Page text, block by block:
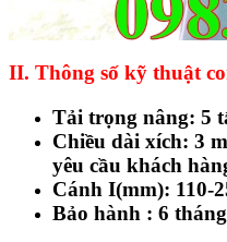
II. Thông số kỹ thuật
Tải trọng nâng: 5
Chiều dài xích: 3
yêu cầu khách
Cánh I(mm): 110-
Bảo hành : 6 tháng